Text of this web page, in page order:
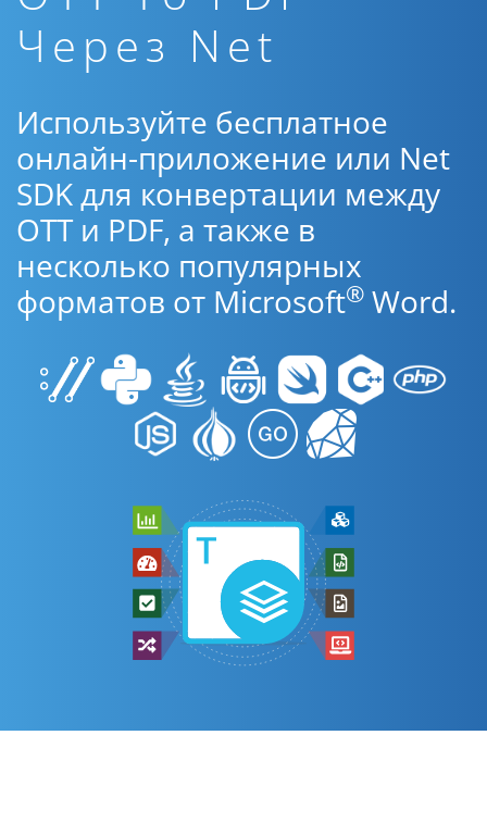
Через Net
Используйте бесплатное
онлайн-приложение или Net
SDK для конвертации между
OTT и PDF, а также в
несколько популярных
форматов от Microsoft® Word.